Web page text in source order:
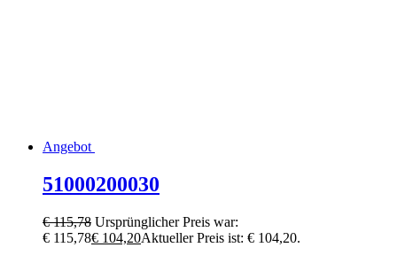
Angebot
51000200030
€115,78 Ursprünglicher Preis war:
€ 115,78€ 104,20Aktueller Preis ist: € 104,20.